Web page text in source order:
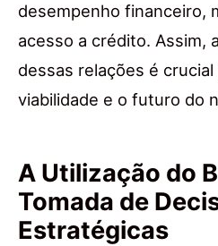
desempenho financeiro,
acesso a crédito. Assim, a
dessas relações é
viabilidade e o futuro do
A Utilização do
Tomada de
Estratégicas